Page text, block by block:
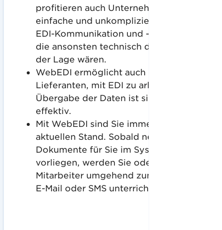
profitieren auch Unternehmen auf ganz
einfache und unkomplizierte Weise von
EDI-Kommunikation und -Prozessen,
die ansonsten technisch dazu nicht in
der Lage wären.
WebEDI ermöglicht auch kleineren
Lieferanten, mit EDI zu arbeiten. Die
Übergabe der Daten ist sicher und
effektiv.
Mit WebEDI sind Sie immer auf dem
aktuellen Stand. Sobald neue
Dokumente für Sie im System
vorliegen, werden Sie oder Ihre
Mitarbeiter umgehend zum Beispiel per
E-Mail oder SMS unterrichtet.